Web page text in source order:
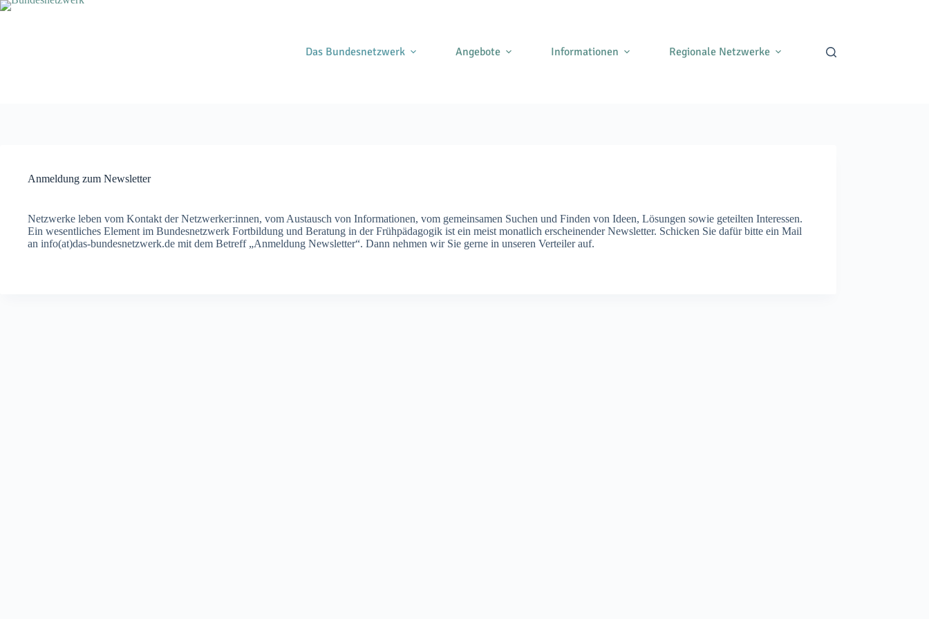
Zum
Das Bundesnetzwerk Angebote Informationen Regionale Netzwerke
Anmeldung zum Newsletter
Netzwerke leben vom Kontakt der Netzwerker:innen, vom Austausch von Informationen, vom gemeinsamen Suchen und Finden von Ideen, Lösungen sowie geteilten Interessen.
Ein wesentliches Element im Bundesnetzwerk Fortbildung und Beratung in der Frühpädagogik ist ein meist monatlich erscheinender Newsletter. Schicken Sie dafür bitte ein Mail
an info(at)das-bundesnetzwerk.de mit dem Betreff „Anmeldung Newsletter“. Dann nehmen wir Sie gerne in unseren Verteiler auf.